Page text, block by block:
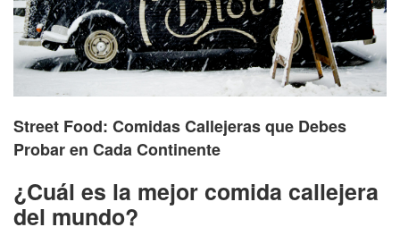
Street Food: Comidas Callejeras que Debes
Probar en Cada Continente
¿Cuál es la mejor comida callejera
del mundo?